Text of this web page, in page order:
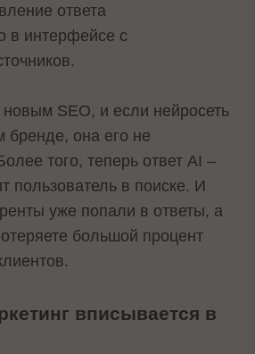
ответа
в интерфейсе с
новым SEO, и если нейросеть
бренде, она его не
того, теперь ответ AI –
пользователь в поиске. И
уже попали в ответы, а
большой процент
вписывается в